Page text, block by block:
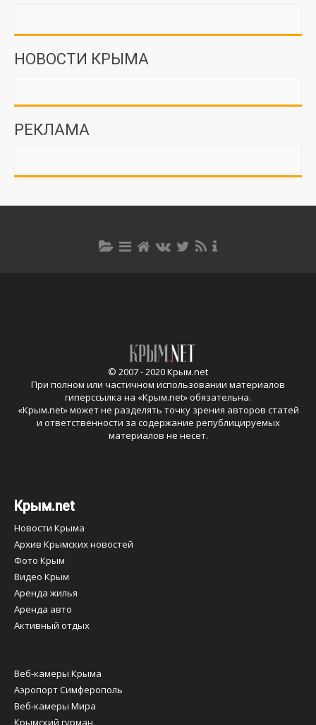
НОВОСТИ КРЫМА
РЕКЛАМА
© 2007 - 2020 Крым.net
При полном или частичном использовании материалов
гиперссылка на «Крым.net» обязательна.
«Крым.net» может не разделять точку зрения авторов статей
и ответственности за содержание републицируемых
материалов не несет.
Крым.net
Новости Крыма
Архив Крымских новостей
Фото Крым
Видео Крым
Аренда жилья
Аренда авто
Активный отдых
Веб-камеры Крыма
Аэропорт Симферополь
Веб-камеры Мира
Крымский гурман